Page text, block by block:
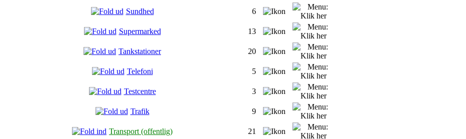
Sundhed 6
Supermarked 13
Tankstationer 20
Telefoni 5
Testcentre 3
Trafik 9
Transport (offentlig) 21